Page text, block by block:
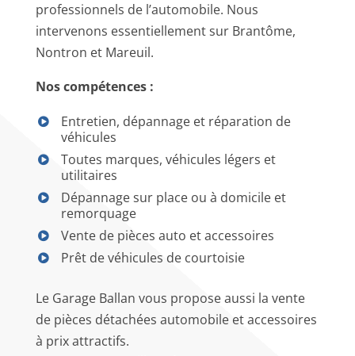
professionnels de l’automobile. Nous
intervenons essentiellement sur Brantôme,
Nontron et Mareuil.
Nos compétences :
Entretien, dépannage et réparation de
véhicules
Toutes marques, véhicules légers et
utilitaires
Dépannage sur place ou à domicile et
remorquage
Vente de pièces auto et accessoires
Prêt de véhicules de courtoisie
Le Garage Ballan vous propose aussi la vente
de pièces détachées automobile et accessoires
à prix attractifs.